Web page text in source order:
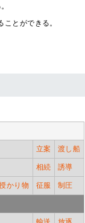
とができる。
立案 渡し船
相続 誘導
かり物 征服 制圧